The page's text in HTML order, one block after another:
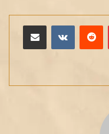
بينتيريست مشاركة عبر البريد